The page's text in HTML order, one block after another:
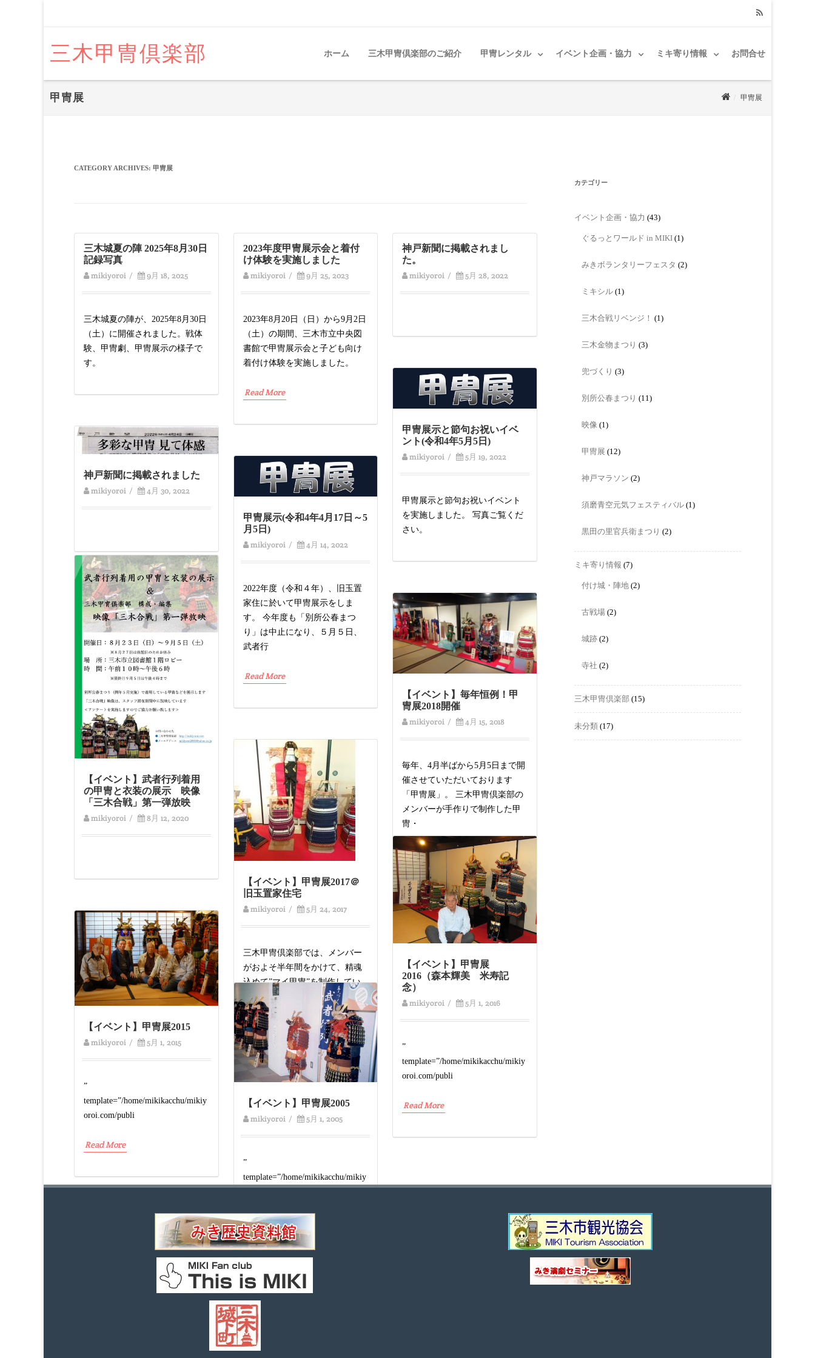
三木甲冑倶楽部 ホーム 三木甲冑倶楽部のご紹介 甲冑レンタル イベント企画・協力 ミキ寄り情報 お問合せ
甲冑展 甲冑展
CATEGORY ARCHIVES: 甲冑展
三木城夏の陣 2025年8月30日
記録写真
mikiyoroi / 9月 18, 2025
三木城夏の陣が、2025年8月30日
（土）に開催されました。戦体
験、甲冑劇、甲冑展示の様子で
す。
2023年度甲冑展示会と着付
け体験を実施しました
mikiyoroi / 9月 25, 2023
2023年8月20日（日）から9月2日
（土）の期間、三木市立中央図
書館で甲冑展示会と子ども向け
着付け体験を実施しました。
Read More
神戸新聞に掲載されまし
た。
mikiyoroi / 5月 28, 2022
甲冑展示と節句お祝いイベ
ント(令和4年5月5日)
mikiyoroi / 5月 19, 2022
甲冑展示と節句お祝いイベント
を実施しました。 写真ご覧くだ
さい。
神戸新聞に掲載されました
mikiyoroi / 4月 30, 2022
甲冑展示(令和4年4月17日～5
月5日)
mikiyoroi / 4月 14, 2022
2022年度（令和４年）、旧玉置
家住に於いて甲冑展示をしま
す。 今年度も「別所公春まつ
り」は中止になり、５月５日、
武者行
Read More
【イベント】武者行列着用
の甲冑と衣装の展示 映像
「三木合戦」第一弾放映
mikiyoroi / 8月 12, 2020
【イベント】毎年恒例！甲
冑展2018開催
mikiyoroi / 4月 15, 2018
毎年、4月半ばから5月5日まで開
催させていただいております
「甲冑展」。 三木甲冑倶楽部の
メンバーが手作りで制作した甲
冑・
Read More
【イベント】甲冑展2017＠
旧玉置家住宅
mikiyoroi / 5月 24, 2017
三木甲冑倶楽部では、メンバー
がおよそ半年間をかけて、精魂
込めて”マイ甲冑”を制作してい
ます。 その成果を毎年「甲冑
展」と
Read More
【イベント】甲冑展
2016（森本輝美 米寿記
念）
mikiyoroi / 5月 1, 2016
”
template=”/home/mikikacchu/mikiy
oroi.com/publi
Read More
【イベント】甲冑展2015
mikiyoroi / 5月 1, 2015
”
template=”/home/mikikacchu/mikiy
oroi.com/publi
Read More
【イベント】甲冑展2005
mikiyoroi / 5月 1, 2005
”
template=”/home/mikikacchu/mikiy
Read More
カテゴリー
イベント企画・協力 (43)
ぐるっとワールド in MIKI (1)
みきボランタリーフェスタ (2)
ミキシル (1)
三木合戦リベンジ！ (1)
三木金物まつり (3)
兜づくり (3)
別所公春まつり (11)
映像 (1)
甲冑展 (12)
神戸マラソン (2)
須磨青空元気フェスティバル (1)
黒田の里官兵衛まつり (2)
ミキ寄り情報 (7)
付け城・陣地 (2)
古戦場 (2)
城跡 (2)
寺社 (2)
三木甲冑倶楽部 (15)
未分類 (17)